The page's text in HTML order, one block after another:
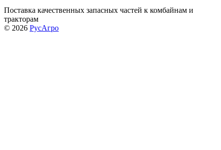
Поставка качественных запасных частей к комбайнам и
тракторам
© 2026 РусАгро